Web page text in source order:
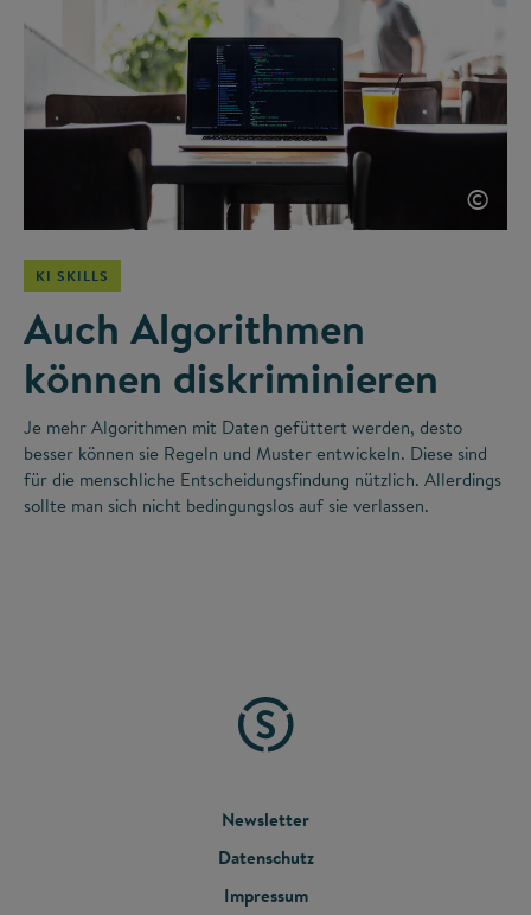
©
KI SKILLS
Auch Algorithmen
können diskriminieren
Je mehr Algorithmen mit Daten gefüttert werden, desto
besser können sie Regeln und Muster entwickeln. Diese sind
für die menschliche Entscheidungsfindung nützlich. Allerdings
sollte man sich nicht bedingungslos auf sie verlassen.
FOOTER
MENU
Newsletter
Datenschutz
Impressum